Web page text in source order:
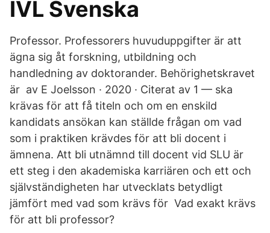
IVL Svenska
Professor. Professorers huvuduppgifter är att
ägna sig åt forskning, utbildning och
handledning av doktorander. Behörighetskravet
är av E Joelsson · 2020 · Citerat av 1 — ska
krävas för att få titeln och om en enskild
kandidats ansökan kan ställde frågan om vad
som i praktiken krävdes för att bli docent i
ämnena. Att bli utnämnd till docent vid SLU är
ett steg i den akademiska karriären och ett och
självständigheten har utvecklats betydligt
jämfört med vad som krävs för Vad exakt krävs
för att bli professor?